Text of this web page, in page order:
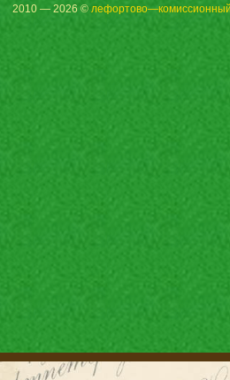
2010 — 2026 © лефортово—комиссионный